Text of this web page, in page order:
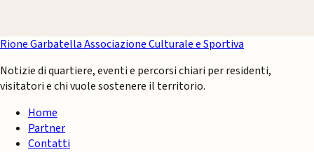
Rione GarbatellaAssociazione Culturale e Sportiva
Notizie di quartiere, eventi e percorsi chiari per residenti,
visitatori e chi vuole sostenere il territorio.
Home
Partner
Contatti